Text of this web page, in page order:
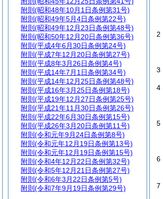
2
3
4
5
6
7
附則 (昭和48年10月1日条例第31号)
附則 (昭和49年5月4日条例第22号)
附則 (昭和49年12月23日条例第48号)
附則 (昭和50年12月20日条例第36号)
附則 (平成4年6月30日条例第24号)
附則 (平成7年12月20日条例第27号)
附則 (平成8年3月26日条例第4号)
附則 (平成14年7月1日条例第34号)
附則 (平成14年12月25日条例第48号)
附則 (平成16年3月25日条例第18号)
附則 (平成19年12月27日条例第25号)
附則 (平成21年11月30日条例第26号)
附則 (平成22年6月30日条例第15号)
附則 (平成26年3月20日条例第11号)
附則 (令和元年9月24日条例第8号)
附則 (令和元年12月19日条例第13号)
附則 (令和元年12月19日条例第15号)
附則 (令和4年12月22日条例第32号)
附則 (令和5年12月21日条例第27号)
附則 (令和6年3月22日条例第5号)
附則 (令和7年9月19日条例第29号)